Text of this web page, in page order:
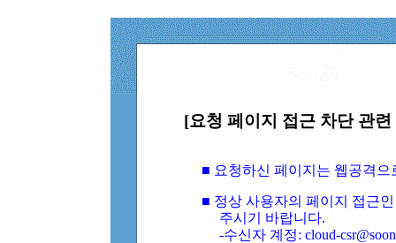
[요청 페이지 접근 차단 관
■ 요청하신 페이지는 웹공격
■ 정상 사용자의 페이지 접근
주시기 바랍니다.
-수신자 계정: cloud-